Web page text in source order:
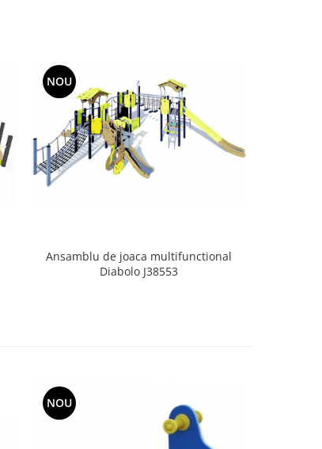
NOU
Ansamblu de joaca multifunctional
Diabolo J38553
NOU